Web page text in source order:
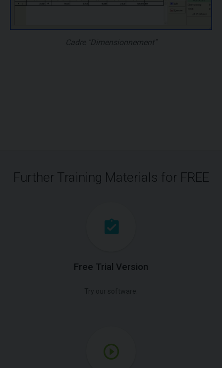
Cadre "Dimensionnement"
Further Training Materials for FREE
Free Trial Version